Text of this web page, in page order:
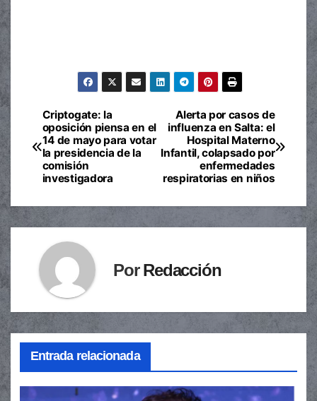
Navegación
de
entradas
Alerta por casos de
influenza en Salta: el
Hospital Materno
Infantil, colapsado por
enfermedades
respiratorias en niños
Criptogate: la
oposición piensa en el
14 de mayo para votar
la presidencia de la
comisión
investigadora
PorRedacción
Entrada relacionada